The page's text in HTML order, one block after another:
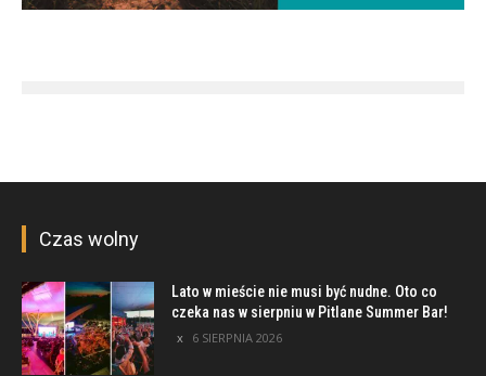
Czas wolny
Lato w mieście nie musi być nudne. Oto co
czeka nas w sierpniu w Pitlane Summer Bar!
6 SIERPNIA 2026